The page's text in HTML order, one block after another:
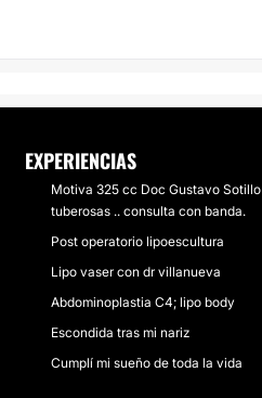
EXPERIENCIAS
Motiva 325 cc Doc Gustavo Sotillo
tuberosas .. consulta con banda.
Post operatorio lipoescultura
Lipo vaser con dr villanueva
Abdominoplastia C4; lipo body
Escondida tras mi nariz
Cumplí mi sueño de toda la vida